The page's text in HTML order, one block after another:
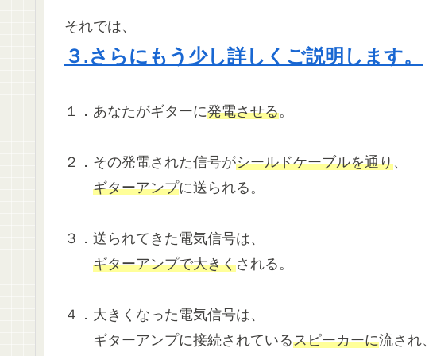
それでは、
３.さらにもう少し詳しくご説明します。
１．あなたがギターに発電させる。
２．その発電された信号がシールドケーブルを通り、
ギターアンプに送られる。
３．送られてきた電気信号は、
ギターアンプで大きくされる。
４．大きくなった電気信号は、
ギターアンプに接続されているスピーカーに流され、